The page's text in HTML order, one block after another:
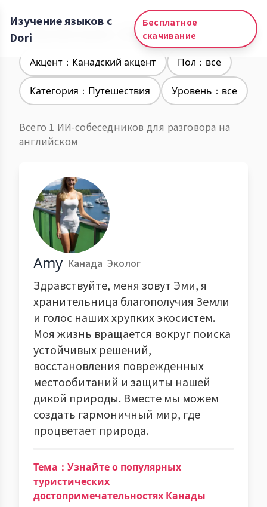
Изучение языков с
Dori
Бесплатное
скачивание
Изучение языков：Английский
Акцент：Канадский акцент Пол：все
Категория：Путешествия Уровень：все
Всего 1 ИИ-собеседников для разговора на
английском
Amy Канада Эколог
Здравствуйте, меня зовут Эми, я
хранительница благополучия Земли
и голос наших хрупких экосистем.
Моя жизнь вращается вокруг поиска
устойчивых решений,
восстановления поврежденных
местообитаний и защиты нашей
дикой природы. Вместе мы можем
создать гармоничный мир, где
процветает природа.
Тема：Узнайте о популярных
туристических
достопримечательностях Канады